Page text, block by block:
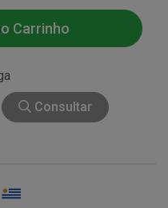
Carrinho
Consultar